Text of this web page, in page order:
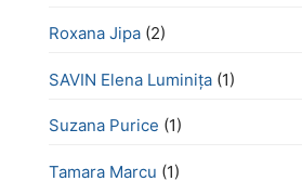
Roxana Jipa (2)
SAVIN Elena Luminița (1)
Suzana Purice (1)
Tamara Marcu (1)